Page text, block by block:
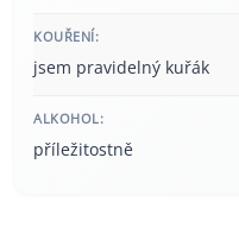
KOUŘENÍ:
jsem pravidelný kuřák
ALKOHOL:
příležitostně